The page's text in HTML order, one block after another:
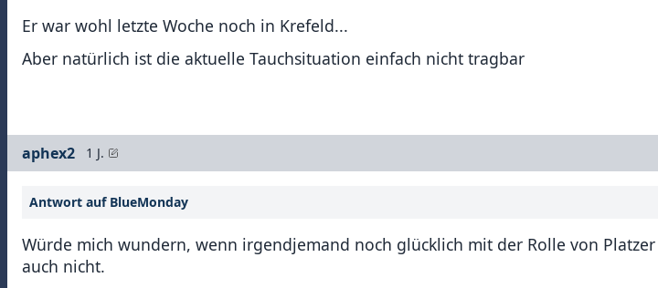
Er war wohl letzte Woche noch in Krefeld...
Aber natürlich ist die aktuelle Tauchsituation einfach nicht tragbar
aphex2 1 J.
Antwort auf BlueMonday
Würde mich wundern, wenn irgendjemand noch glücklich mit der Rolle von
auch nicht.